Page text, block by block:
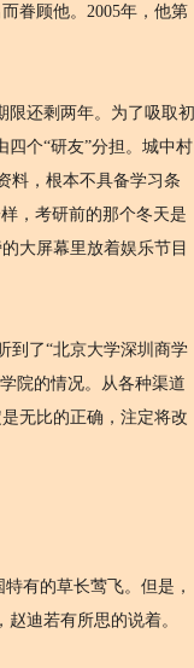
眷顾他。2005年，他第
还剩两年。为了吸取初
四个“研友”分担。城中村
料，根本不具备学习条
，考研前的那个冬天是
大屏幕里放着娱乐节目
了“北京大学深圳商学
院的情况。从各种渠道
无比的正确，注定将改
有的草长莺飞。但是，
迪若有所思的说着。